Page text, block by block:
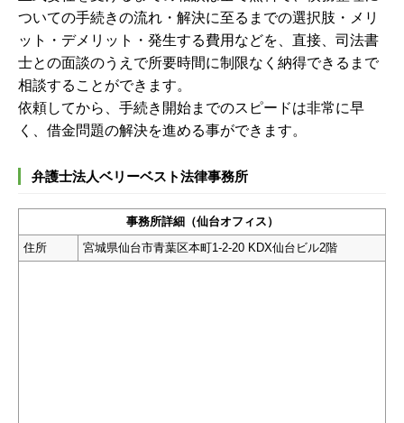
ついての手続きの流れ・解決に至るまでの選択肢・メリ
ット・デメリット・発生する費用などを、直接、司法書
士との面談のうえで所要時間に制限なく納得できるまで
相談することができます。
依頼してから、手続き開始までのスピードは非常に早
く、借金問題の解決を進める事ができます。
弁護士法人ベリーベスト法律事務所
事務所詳細（仙台オフィス）
住所
宮城県仙台市青葉区本町1-2-20 KDX仙台ビル2階